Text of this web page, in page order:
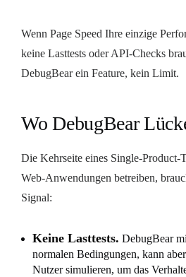
Wenn Page Speed Ihre einzige
keine Lasttests oder API-Checks
DebugBear ein Feature, kein Limit.
Wo DebugBear
Die Kehrseite eines Single-Product-
Web-Anwendungen betreiben,
Signal:
Keine Lasttests. DebugBear
normalen Bedingungen, kann
Nutzer simulieren, um das